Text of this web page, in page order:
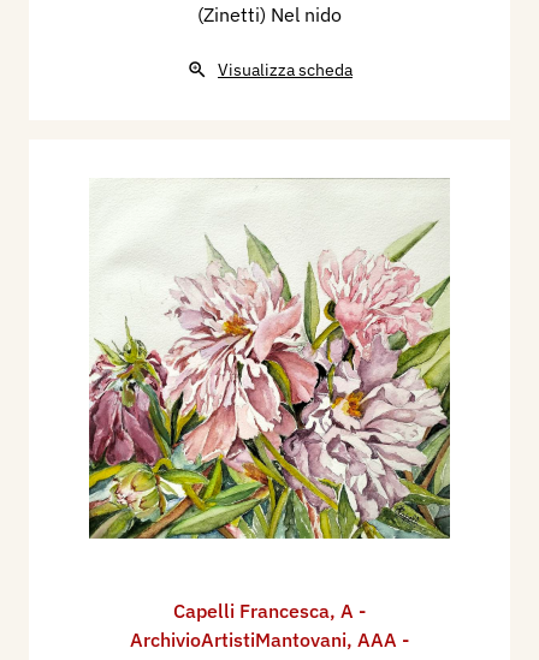
(Zinetti) Nel nido
Visualizza scheda
Capelli Francesca, A -
ArchivioArtistiMantovani, AAA -